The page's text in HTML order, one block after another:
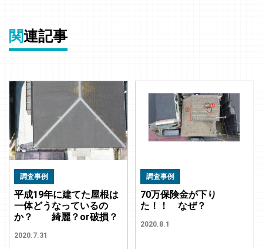
関連記事
調査事例
平成19年に建てた屋根は
一体どうなっているの
か？ 綺麗？or破損？
2020.7.31
調査事例
70万保険金が下り
た！！ なぜ？
2020.8.1